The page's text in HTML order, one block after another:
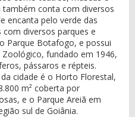
conta com diversos
encanta pelo verde das
diversos parques e
Parque Botafogo, e possui
fundado em 1946,
pássaros e répteis.
cidade é o Horto Florestal,
m² coberta por
e o Parque Areiã em
sul de Goiânia.